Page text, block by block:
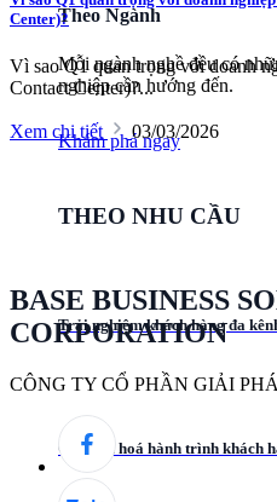
Theo Ngành
Mỗi ngành nghề đều có
nghiệp cần hướng đến.
Khám phá ngay
THEO NHU CẦU
Trải nghiệm khách hàng đa
Cá nhân hoá hành trình khách
Center)?
Vì sao Q1 quan trọng với doanh
Contact Center)?...
Xem chi tiết 03/03/2026
BASE BUSINESS
CORPORATION
CÔNG TY CỔ PHẦN GIẢI